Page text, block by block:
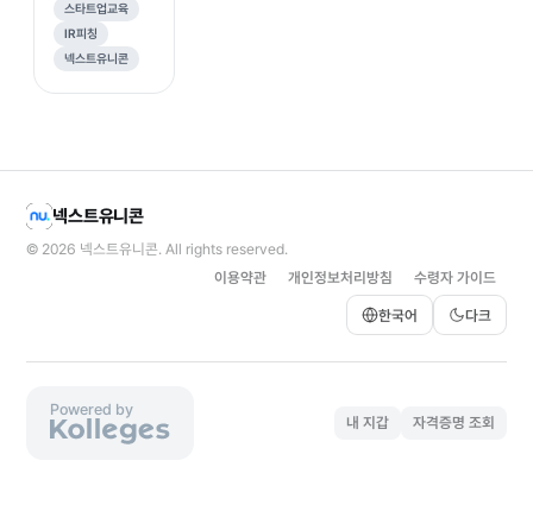
스타트업교육
IR피칭
넥스트유니콘
넥스트유니콘
© 2026 넥스트유니콘. All rights reserved.
이용약관
개인정보처리방침 수령자 가이드
한국어 다크
Powered by
내 지갑 자격증명 조회